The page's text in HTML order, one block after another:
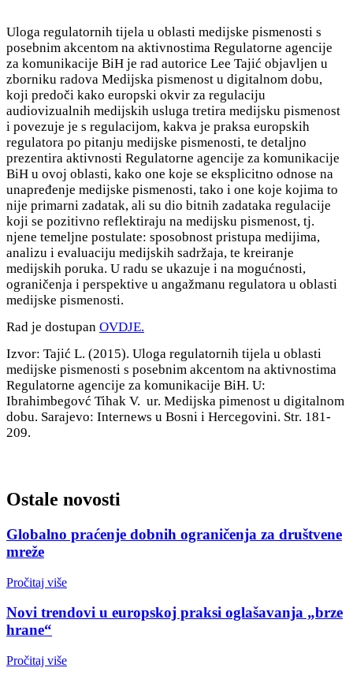
Uloga regulatornih tijela u oblasti medijske pismenosti s
posebnim akcentom na aktivnostima Regulatorne agencije
za komunikacije BiH je rad autorice Lee Tajić objavljen u
zborniku radova Medijska pismenost u digitalnom dobu,
koji predoči kako europski okvir za regulaciju
audiovizualnih medijskih usluga tretira medijsku pismenost
i povezuje je s regulacijom, kakva je praksa europskih
regulatora po pitanju medijske pismenosti, te detaljno
prezentira aktivnosti Regulatorne agencije za komunikacije
BiH u ovoj oblasti, kako one koje se eksplicitno odnose na
unapređenje medijske pismenosti, tako i one koje kojima to
nije primarni zadatak, ali su dio bitnih zadataka regulacije
koji se pozitivno reflektiraju na medijsku pismenost, tj.
njene temeljne postulate: sposobnost pristupa medijima,
analizu i evaluaciju medijskih sadržaja, te kreiranje
medijskih poruka. U radu se ukazuje i na mogućnosti,
ograničenja i perspektive u angažmanu regulatora u oblasti
medijske pismenosti.
Rad je dostupan OVDJE.
Izvor: Tajić L. (2015). Uloga regulatornih tijela u oblasti
medijske pismenosti s posebnim akcentom na aktivnostima
Regulatorne agencije za komunikacije BiH. U:
Ibrahimbegovć Tihak V. ur. Medijska pimenost u digitalnom
dobu. Sarajevo: Internews u Bosni i Hercegovini. Str. 181-
209.
Ostale novosti
Globalno praćenje dobnih ograničenja za društvene
mreže
Pročitaj više
Novi trendovi u europskoj praksi oglašavanja „brze
hrane“
Pročitaj više